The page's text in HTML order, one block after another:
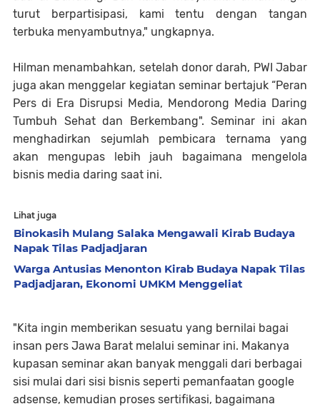
turut berpartisipasi, kami tentu dengan tangan
terbuka menyambutnya," ungkapnya.
Hilman menambahkan, setelah donor darah, PWI Jabar
juga akan menggelar kegiatan seminar bertajuk “Peran
Pers di Era Disrupsi Media, Mendorong Media Daring
Tumbuh Sehat dan Berkembang". Seminar ini akan
menghadirkan sejumlah pembicara ternama yang
akan mengupas lebih jauh bagaimana mengelola
bisnis media daring saat ini.
Lihat juga
Binokasih Mulang Salaka Mengawali Kirab Budaya
Napak Tilas Padjadjaran
Warga Antusias Menonton Kirab Budaya Napak Tilas
Padjadjaran, Ekonomi UMKM Menggeliat
"Kita ingin memberikan sesuatu yang bernilai bagai
insan pers Jawa Barat melalui seminar ini. Makanya
kupasan seminar akan banyak menggali dari berbagai
sisi mulai dari sisi bisnis seperti pemanfaatan google
adsense, kemudian proses sertifikasi, bagaimana